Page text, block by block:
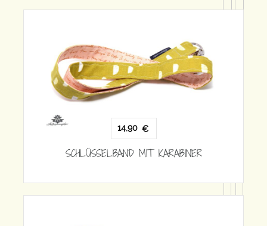
14,90
SCHLÜSSELBAND MIT